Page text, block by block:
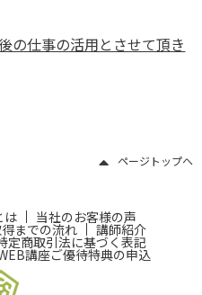
の仕事の活用とさせて頂き
ページトップヘ
は 当社のお客様の声
までの流れ 講師紹介
定商取引法に基づく表記
講座ご優待特典の申込